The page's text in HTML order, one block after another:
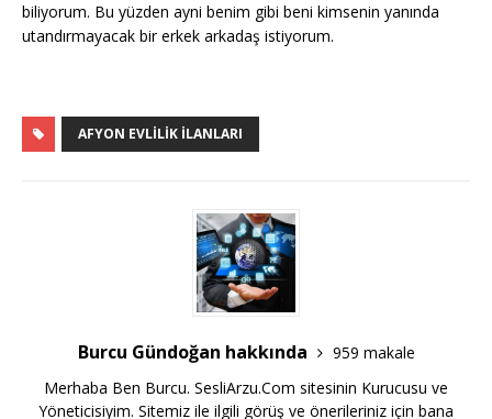
biliyorum. Bu yüzden ayni benim gibi beni kimsenin yanında
utandırmayacak bir erkek arkadaş istiyorum.
AFYON EVLILIK ILANLARI
Burcu Gündoğan hakkında
959 makale
Merhaba Ben Burcu. SesliArzu.Com sitesinin Kurucusu ve
Yöneticisiyim. Sitemiz ile ilgili görüş ve önerileriniz için bana